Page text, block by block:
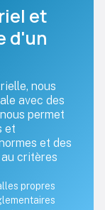
et
d'un
nous
avec des
permet
et
et des
critères
propres